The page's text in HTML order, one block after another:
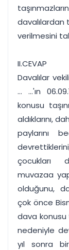
davalılardan
verilmesini
II.CEVAP
Davalılar
... ...'ın
konusu
aldıklarını,
paylarını
çocukları
muvazaa
olduğunu,
çok önce
dava konusu
nedeniyle
yıl sonra